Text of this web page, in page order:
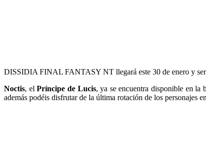
DISSIDIA FINAL FANTASY NT llegará este 30 de enero y
Noctis, elPríncipe de Lucis, ya se encuentra disponible en la
además podéis disfrutar de la última rotación de los personajes